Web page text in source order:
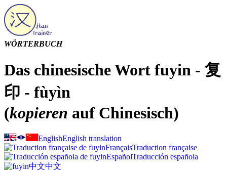
WÖRTERBUCH
Das chinesische Wort fuyin - 复
印 - fùyìn
(kopieren auf Chinesisch)
EnglishEnglish translation
FrançaisTraduction française
EspañolTraducción española
中文中文